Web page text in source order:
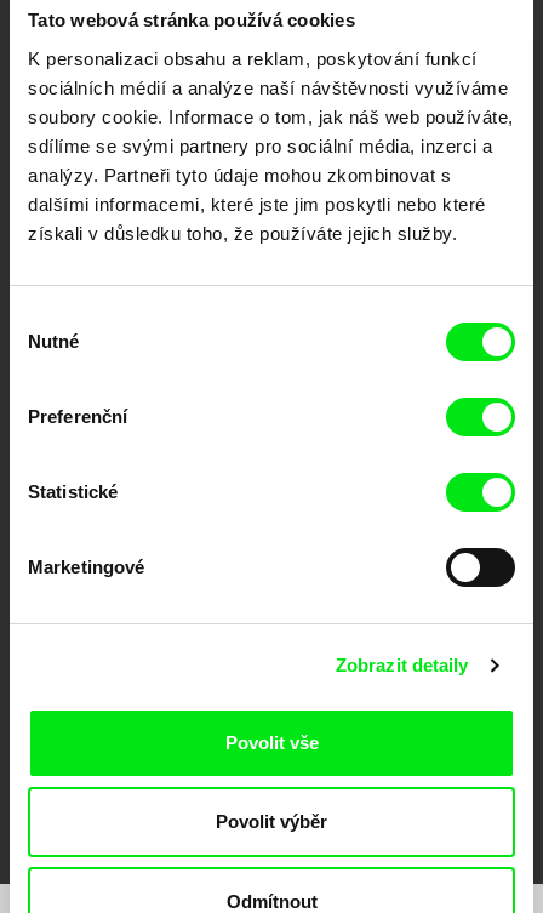
Tato webová stránka používá cookies
K personalizaci obsahu a reklam, poskytování funkcí
sociálních médií a analýze naší návštěvnosti využíváme
soubory cookie. Informace o tom, jak náš web používáte,
sdílíme se svými partnery pro sociální média, inzerci a
analýzy. Partneři tyto údaje mohou zkombinovat s
dalšími informacemi, které jste jim poskytli nebo které
získali v důsledku toho, že používáte jejich služby.
souhlasu
Nutné
Preferenční
Statistické
Marketingové
Zobrazit detaily
Povolit vše
Povolit výběr
Odmítnout
Vaše online
dokumentární kino
Nové festivalové filmy
každý týden
Portál DAFilms.cz je výsledkem tvůrčí spolupráce 7 klíčových evropských
CPH:DOX DOK Leipzig
FIDMarseille MFDF Ji.hlava Visions du Réel